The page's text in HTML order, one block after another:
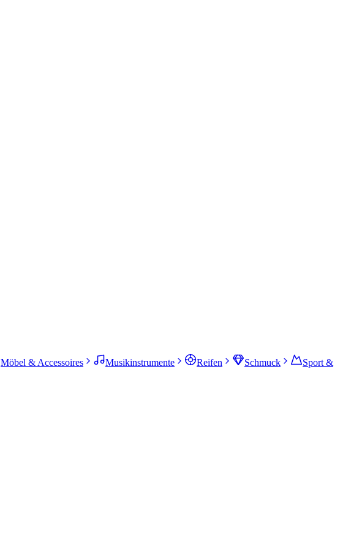
Möbel & Accessoires Musikinstrumente Reifen Schmuck
Sport &